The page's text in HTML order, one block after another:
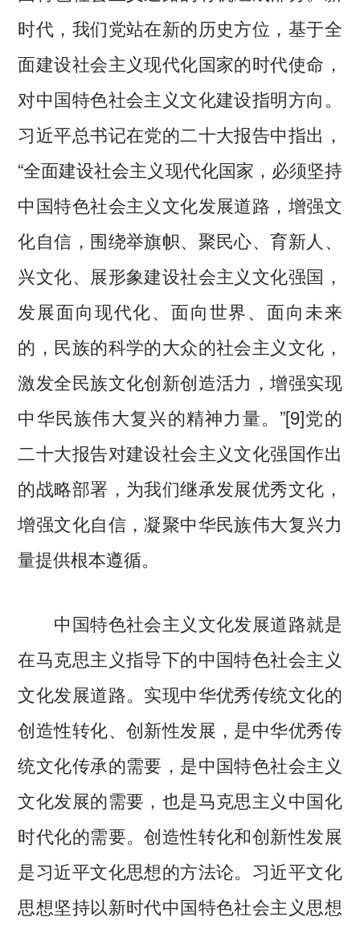
时代，我们党站在新的历史方位，基于全
面建设社会主义现代化国家的时代使命，
对中国特色社会主义文化建设指明方向。
习近平总书记在党的二十大报告中指出，
“全面建设社会主义现代化国家，必须坚持
中国特色社会主义文化发展道路，增强文
化自信，围绕举旗帜、聚民心、育新人、
兴文化、展形象建设社会主义文化强国，
发展面向现代化、面向世界、面向未来
的，民族的科学的大众的社会主义文化，
激发全民族文化创新创造活力，增强实现
中华民族伟大复兴的精神力量。”[9]党的
二十大报告对建设社会主义文化强国作出
的战略部署，为我们继承发展优秀文化，
增强文化自信，凝聚中华民族伟大复兴力
量提供根本遵循。
中国特色社会主义文化发展道路就是
在马克思主义指导下的中国特色社会主义
文化发展道路。实现中华优秀传统文化的
创造性转化、创新性发展，是中华优秀传
统文化传承的需要，是中国特色社会主义
文化发展的需要，也是马克思主义中国化
时代化的需要。创造性转化和创新性发展
是习近平文化思想的方法论。习近平文化
思想坚持以新时代中国特色社会主义思想